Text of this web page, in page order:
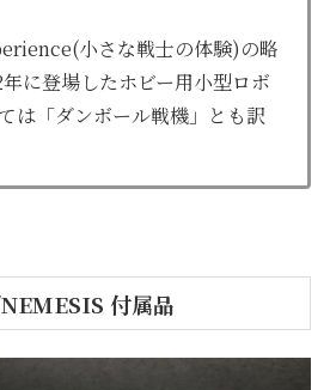
小さな戦士の体験)の略
に登場したホビー用小型ロボ
は「ダンボール戦機」とも訳
付属品